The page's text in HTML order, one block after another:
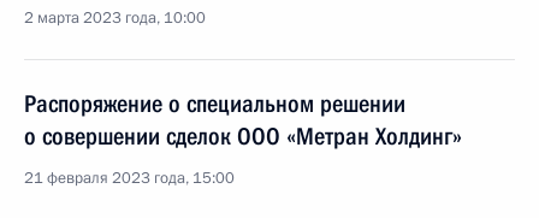
2 марта 2023 года, 10:00
Распоряжение о специальном решении
о совершении сделок ООО «Метран Холдинг»
21 февраля 2023 года, 15:00